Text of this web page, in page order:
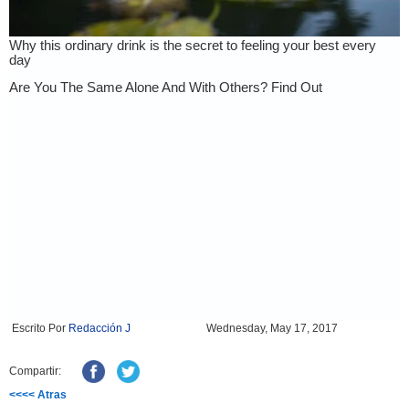
Escrito Por Redacción J Wednesday, May 17, 2017
Compartir:
<<<< Atras